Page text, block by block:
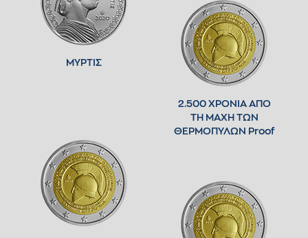
ΜΥΡΤΙΣ
2.500 ΧΡΟΝΙΑ ΑΠΟ
ΤΗ ΜΑΧΗ ΤΩΝ
ΘΕΡΜΟΠΥΛΩΝ Proof